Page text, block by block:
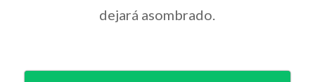
dejará asombrado.